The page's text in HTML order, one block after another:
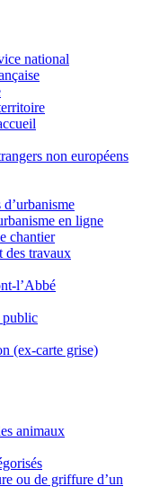
national
non européens
en ligne
chantier
des travaux
l’Abbé
public
(ex-carte grise)
animaux
ou de griffure d’un